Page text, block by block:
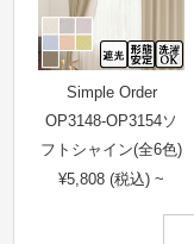
Simple Order
OP3148-OP3154ソ
フトシャイン(全6色)
¥5,808 (税込) ~